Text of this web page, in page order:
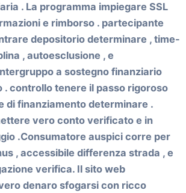
. La programma impiegare SSL
e rimborso . partecipante
depositorio determinare , time-
, autoesclusione , e
a sostegno finanziario
. controllo tenere il passo rigoroso
di finanziamento determinare .
vero conto verificato e in
.Consumatore auspici corre per
, accessibile differenza strada , e
verifica. Il sito web
denaro sfogarsi con ricco